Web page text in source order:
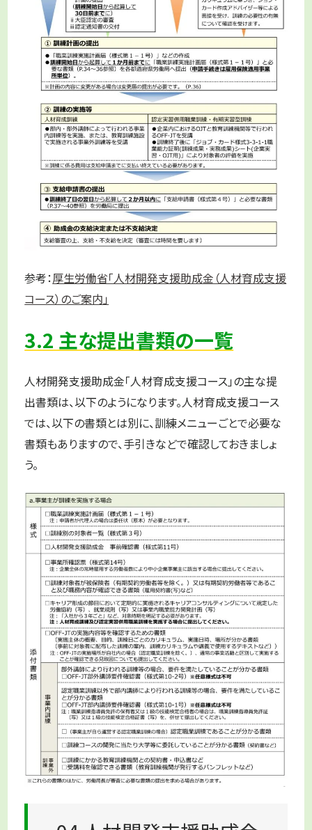
参考：厚生労働省「人材開発支援助成金（人材育成支援
コース）のご案内」
3.2 主な提出書類の一覧
人材開発支援助成金「人材育成支援コース」の主な提
出書類は、以下のようになります。人材育成支援コース
では、以下の書類とは別に、訓練メニューごとで必要な
書類もありますので、手引きなどで確認しておきましょ
う。